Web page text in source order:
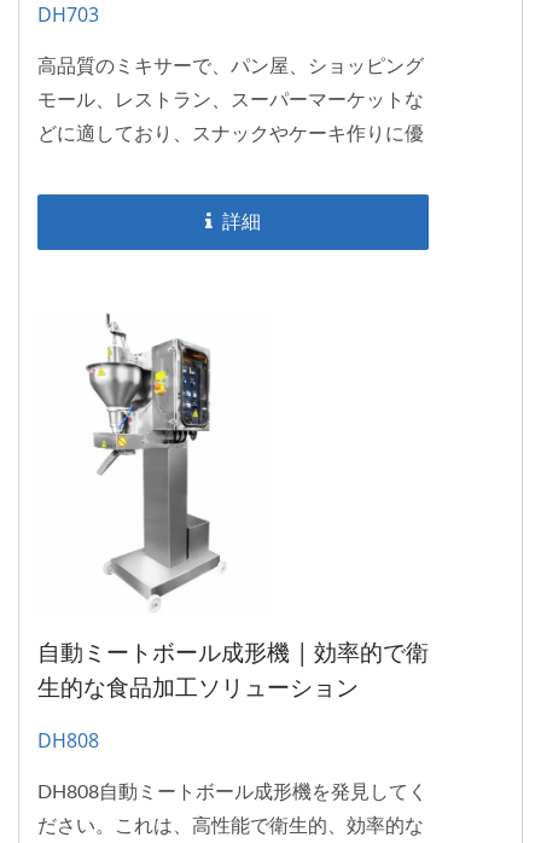
DH703
高品質のミキサーで、パン屋、ショッピング
モール、レストラン、スーパーマーケットな
どに適しており、スナックやケーキ作りに優
詳細
自動ミートボール成形機 | 効率的で衛
生的な食品加工ソリューション
DH808
DH808自動ミートボール成形機を発見してく
ださい。これは、高性能で衛生的、効率的な